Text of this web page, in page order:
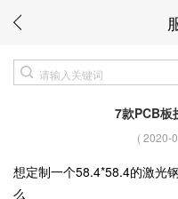
7款PCB板
(2020-
想定制一个58.4*58.4的激光
么